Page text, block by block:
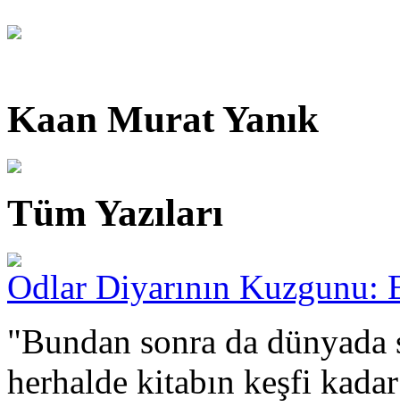
Kaan Murat Yanık
Tüm Yazıları
Odlar Diyarının
"Bundan sonra da dünyada
herhalde kitabın keşfi